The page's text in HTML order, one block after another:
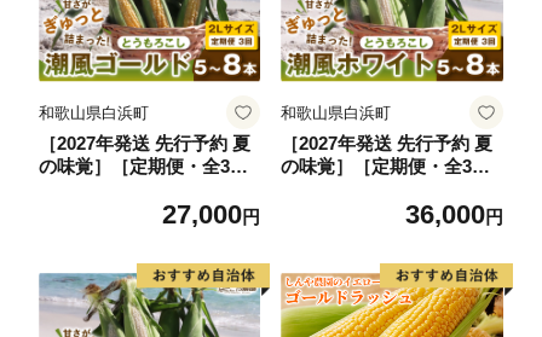
和歌山県白浜町
［2027年発送 先行予約 夏
の味覚］［定期便・全3
ズ 5～8本 1セット とうも
ルドラッシュ 黄色 スイー
トコーン 茹でとうもろこ
し BBQ 焼き肉 白浜町
27,000円
和歌山県白浜町
［2027年発送 先行予約 夏
の味覚］［定期便・全3
ズ 5～8本 1セット とうも
ーン とうもろこし BBQ 焼
き肉 白浜町
36,000円